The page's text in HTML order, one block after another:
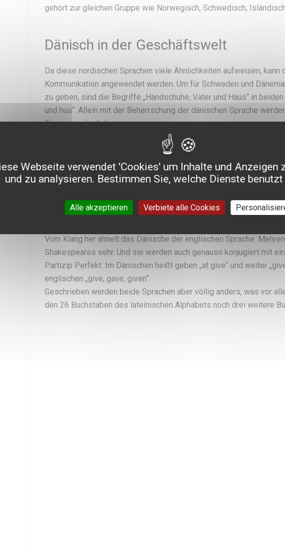
gehört zur gleichen Gruppe wie Norwegisch, Schwedisch,
Dänisch in der Geschäftswelt
Da diese nordischen Sprachen viele Ähnlichkeiten aufweisen,
Kommunikation angewendet werden. Um für Schweden und
zu geben, sind die Begriffe „Handschuhe, Vater und Haus“ in
und hus“. Allein mit der Beherrschung der dänischen Sprache
Europa zugänglich.
Die Feinheiten der dänischen Sprache
Das Dänische lässt sich in drei große Dialektfamilien einteilen. Es
großen Teil Dänemarks gesprochen wird. Daneben gibt es noch
auf den Inseln und vor allem auf der Insel Fünen gesprochen wird
Vom Klang her ähnelt das Dänische der englischen Sprache.
Shakespeares sehr. Und sie werden auch genauso konjugiert mit
Partizip Perfekt. Im Dänischen heißt geben „at give“ und weiter
englischen „give, gave, given“.
Geschrieben werden beide Sprachen aber völlig anders, was vor
den 26 Buchstaben des lateinischen Alphabets noch drei weitere
Webseite verwendet 'Cookies' um Inhalte und Anzeigen
und zu analysieren. Bestimmen Sie, welche Dienste
Alle akzeptieren Verbiete alle Cookies